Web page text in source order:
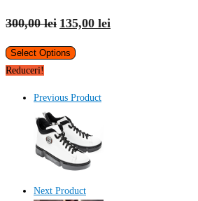
300,00lei Prețul
a
135,00 lei
Select Options
Reduceri!
Previous Product
Next Product